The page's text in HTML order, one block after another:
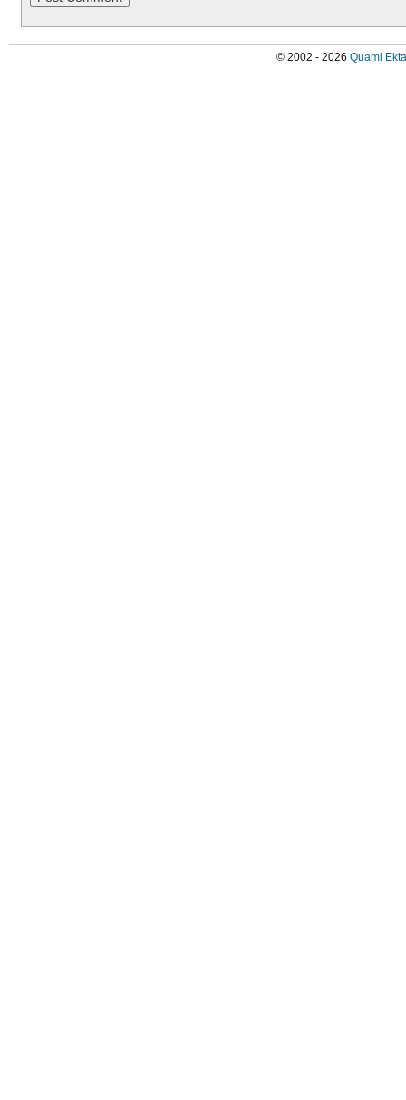
© 2002 - 2026 Quami